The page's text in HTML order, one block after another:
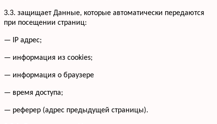
3.3. защищает Данные, которые автоматически передаются
при посещении страниц:
— IP адрес;
— информация из cookies;
— информация о браузере
— время доступа;
— реферер (адрес предыдущей страницы).